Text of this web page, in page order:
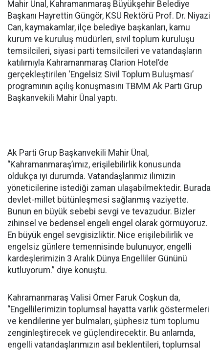
Mahir Ünal, Kahramanmaraş Büyükşehir Belediye
Başkanı Hayrettin Güngör, KSÜ Rektörü Prof. Dr. Niyazi
Can, kaymakamlar, ilçe belediye başkanları, kamu
kurum ve kuruluş müdürleri, sivil toplum kuruluşu
temsilcileri, siyasi parti temsilcileri ve vatandaşların
katılımıyla Kahramanmaraş Clarion Hotel’de
gerçekleştirilen ‘Engelsiz Sivil Toplum Buluşması’
programının açılış konuşmasını TBMM Ak Parti Grup
Başkanvekili Mahir Ünal yaptı.
Ak Parti Grup Başkanvekili Mahir Ünal,
“Kahramanmaraş’ımız, erişilebilirlik konusunda
oldukça iyi durumda. Vatandaşlarımız ilimizin
yöneticilerine istediği zaman ulaşabilmektedir. Burada
devlet-millet bütünleşmesi sağlanmış vaziyette.
Bunun en büyük sebebi sevgi ve tevazudur. Bizler
zihinsel ve bedensel engeli engel olarak görmüyoruz.
En büyük engel sevgisizliktir. Nice erişilebilirlik ve
engelsiz günlere temennisinde bulunuyor, engelli
kardeşlerimizin 3 Aralık Dünya Engelliler Gününü
kutluyorum.” diye konuştu.
Kahramanmaraş Valisi Ömer Faruk Coşkun da,
“Engellilerimizin toplumsal hayatta varlık göstermeleri
ve kendilerine yer bulmaları, şüphesiz tüm toplumu
zenginleştirecek ve güçlendirecektir. Bu anlamda,
engelli vatandaşlarımızın asıl beklentileri, toplumsal